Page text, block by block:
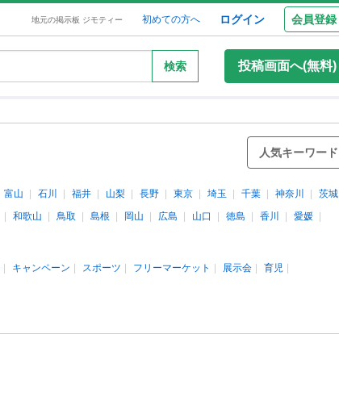
地元の掲示板 ジモティー 初めての方へ ログイン 会員登録
検索 投稿画面へ(無料)
人気キーワード
富山 石川 福井 山梨 長野 東京 埼玉 千葉 神奈川
茨城
和歌山 鳥取 島根 岡山 広島 山口 徳島 香川
愛媛
キャンペーン スポーツ フリーマーケット 展示会
育児